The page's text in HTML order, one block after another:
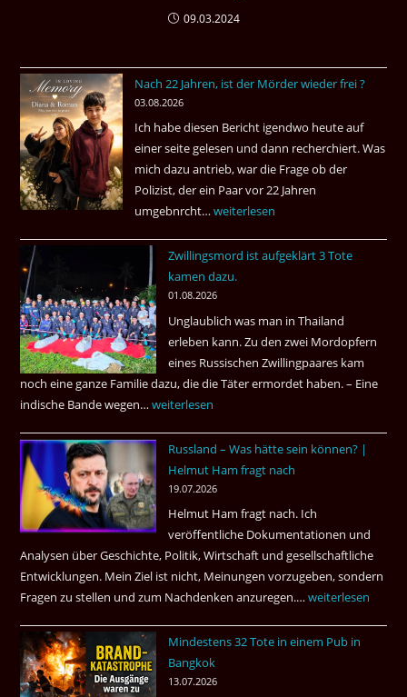
09.03.2024
Nach 22 Jahren, ist der Mörder wieder frei ?
03.08.2026
Ich habe diesen Bericht igendwo heute auf
einer seite gelesen und dann recherchiert. Was
mich dazu antrieb, war die Frage ob der
Polizist, der ein Paar vor 22 Jahren
umgebnrcht…Nach
Jahren,
ist
der
Mörder
wieder
frei
?
weiterlesen
Zwillingsmord ist aufgeklärt 3 Tote
kamen dazu.
01.08.2026
Unglaublich was man in Thailand
erleben kann. Zu den zwei Mordopfern
eines Russischen Zwillingpaares kam
noch eine ganze Familie dazu, die die Täter ermordet haben. – Eine
indische Bande wegen…Zwillingsmord
aufgeklärt
3
Tote
kamen
dazu.
weiterlesen
Russland – Was hätte sein können? |
Helmut Ham fragt nach
19.07.2026
Helmut Ham fragt nach. Ich
veröffentliche Dokumentationen und
Analysen über Geschichte, Politik, Wirtschaft und gesellschaftliche
Entwicklungen. Mein Ziel ist nicht, Meinungen vorzugeben, sondern
Fragen zu stellen und zum Nachdenken anzuregen.…Russland
Was
weiterlesen
Mindestens 32 Tote in einem Pub in
Bangkok
13.07.2026